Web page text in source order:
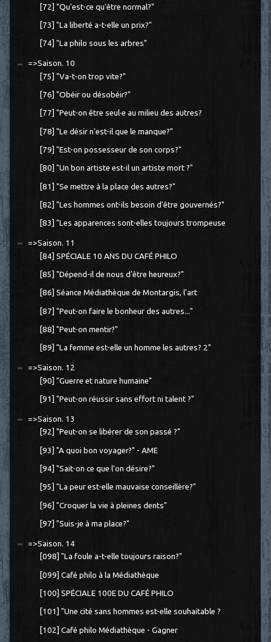
[72] "Qu'est-ce qu'être normal?"
[73] "La liberté a-t-elle un prix?"
[74] "La philo sous les arbres"
=>Saison. 10
[75] "Va-t-on trop vite?"
[76] "Obéir ou désobéir?"
[77] "Peut-on être seul·e au milieu des autres?
[78] "Le désir n'est-il que le manque?"
[79] "Est-on possesseur de son corps?"
[80] "Un bon artiste est-il un artiste mort ?"
[81] "Se mettre à la place des autres?"
[82] "Les hommes ont-ils besoin d'être gouvernés?"
[83] "Les apparences sont-elles toujours trompeuse
=>Saison. 11
[84] SPÉCIALE 10 ANS DU CAFÉ PHILO
[85] "Dépend-il de nous d'être heureux?"
[86] Séance Médiathèque de Montargis, l'art
[87] "Peut-on faire le bonheur des autres..."
[88] "Peut-on mentir?"
[89] "La femme est-elle un homme les autres? 2"
=>Saison. 12
[90] "Guerre et nature humaine"
[91] "Peut-on réussir sans effort ni talent ?"
=>Saison. 13
[92] "Peut-on se libérer de son passé ?"
[93] "A quoi bon voyager?" - AME
[94] "Sait-on ce que l'on désire?"
[95] "La peur est-elle mauvaise conseillère?"
[96] "Croquer la vie à pleines dents"
[97] "Suis-je à ma place?"
=>Saison. 14
[098] "La foule a-t-elle toujours raison?"
[099] Café philo à la Médiathèque
[100] SPÉCIALE 100E DU CAFÉ PHILO
[101] "Une cité sans hommes est-elle souhaitable ?
[102] Café philo Médiathèque - Gagner